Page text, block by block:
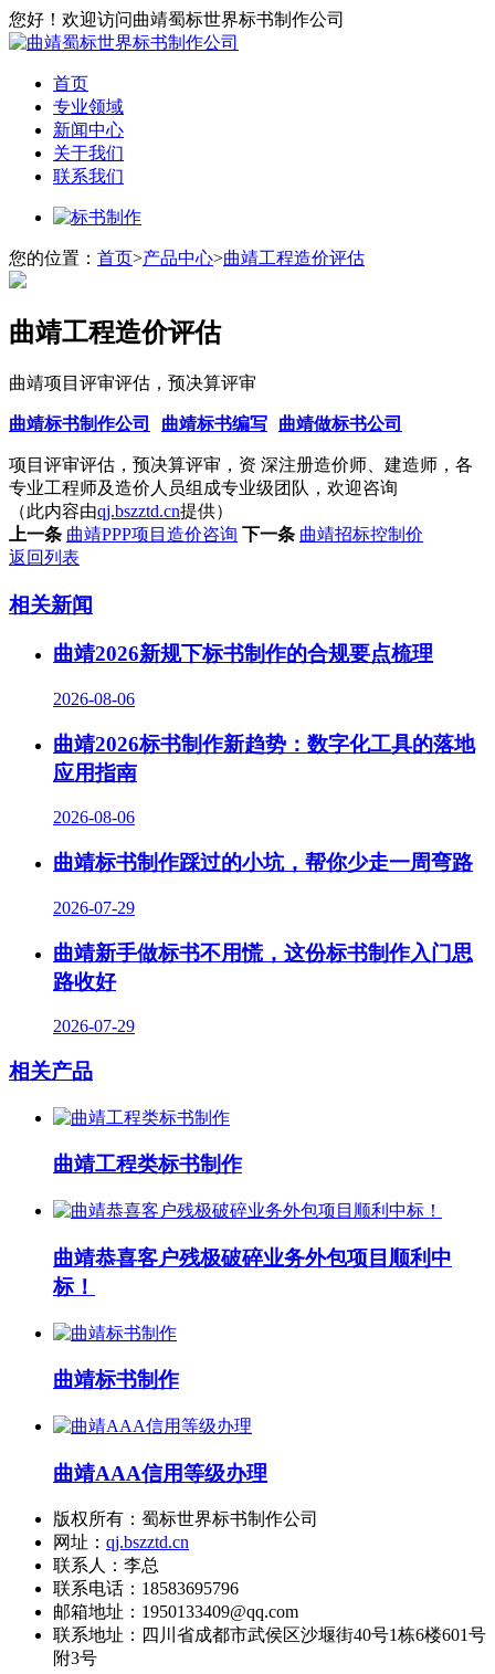
您好！欢迎访问曲靖蜀标世界标书制作公司
首页
专业领域
新闻中心
关于我们
联系我们
您的位置： 首页>产品中心>曲靖工程造价评估
曲靖工程造价评估
曲靖项目评审评估，预决算评审
曲靖标书制作公司 曲靖标书编写 曲靖做标书公司
项目评审评估，预决算评审，资 深注册造价师、建造师，各
专业工程师及造价人员组成专业级团队，欢迎咨询
（此内容由qj.bszztd.cn提供）
上一条 曲靖PPP项目造价咨询 下一条 曲靖招标控制价
返回列表
相关新闻
曲靖2026新规下标书制作的合规要点梳理
2026-08-06
曲靖2026标书制作新趋势：数字化工具的落地
应用指南
2026-08-06
曲靖标书制作踩过的小坑，帮你少走一周弯路
2026-07-29
曲靖新手做标书不用慌，这份标书制作入门思
路收好
2026-07-29
相关产品
曲靖工程类标书制作
曲靖恭喜客户残极破碎业务外包项目顺利中
标！
曲靖标书制作
曲靖AAA信用等级办理
版权所有：蜀标世界标书制作公司
网址： qj.bszztd.cn
联系人：李总
联系电话：18583695796
邮箱地址：1950133409@qq.com
联系地址： 四川省成都市武侯区沙堰街40号1栋6楼601号
附3号